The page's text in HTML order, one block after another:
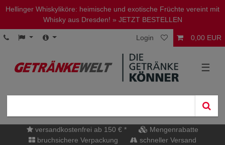
Hellinger Whiskyliköre: heimische und exotische Früchte vereint mit
Whisky aus Dresden! » JETZT BESTELLEN
Login 0,00 EUR
☰
versandkostenfrei ab 150 € *
Mengenrabatte
bruchsichere Verpackung
schneller Versand